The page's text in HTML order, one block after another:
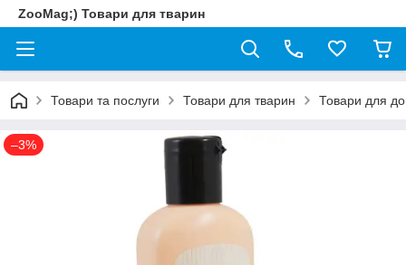
ZooMag;) Товари для тварин
Товари та послуги Товари для тварин Товари для
–3%